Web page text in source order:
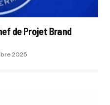
de Projet Brand
2025